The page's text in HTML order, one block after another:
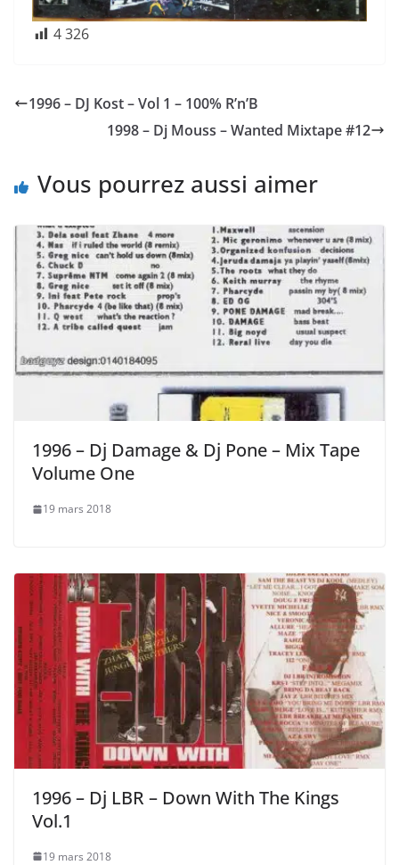
4 326
1996 – DJ Kost ‎– Vol 1 – 100% R’n’B
1998 – Dj Mouss – Wanted Mixtape #12
Vous pourrez aussi aimer
1996 – Dj Damage & Dj Pone – Mix Tape
Volume One
19 mars 2018
1996 – Dj LBR – Down With The Kings
Vol.1
19 mars 2018